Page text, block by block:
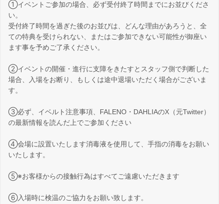
①イベントご参加の場合、必ず受付終了時間までにお並びくださ
い。
受付終了時間を過ぎた後のお並びは、どんな理由があろうと、全
ての特典を受けられない、またはご参加できない可能性が御座い
ます事を予めご了承ください。
②イベントの開催・進行に支障をきたすとスタッフ側で判断した
場合、入場をお断り、もしくは途中退場いただく場合がございま
す。
③必ず、イベルト注意事項、FALENO・DAHLIAのX（元Twitter）
の最新情報を読んだ上でご参加ください
④会場に設置いたします消毒液を使用して、手指の消毒をお願い
いたします。
⑤※お客様からの接触行為はすべてご遠慮いただきます
⑥入場時に検温のご協力をお願い致します。